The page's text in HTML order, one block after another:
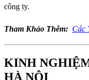
công ty.
Tham Khảo Thêm: Các
KINH
HÀ NỘI